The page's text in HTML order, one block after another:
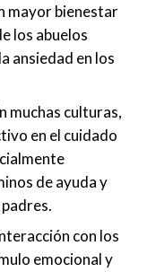
mayor bienestar
los abuelos
ansiedad en los
muchas culturas,
en el cuidado
de ayuda y
con los
emocional y